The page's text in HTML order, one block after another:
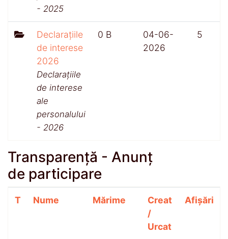
- 2025
Declarațiile
de interese
2026
Declarațiile
de interese
ale
personalului
- 2026
0 B
04-06-
2026
5
Transparență - Anunț
de participare
T Nume Mărime
Creat
/
Urcat
Afișări